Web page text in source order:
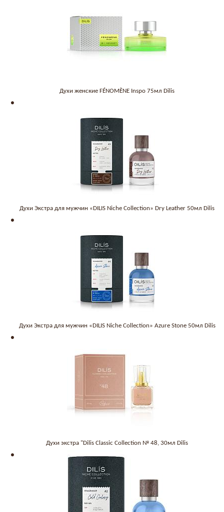
Духи женские FÉNOMÈNE Inspo 75мл Dilis
Духи Экстра для мужчин «DILIS Niche Collection» Dry Leather 50мл Dilis
Духи Экстра для мужчин «DILIS Niche Collection» Azure Stone 50мл Dilis
Духи экстра "Dilis Classic Collection № 48, 30мл Dilis